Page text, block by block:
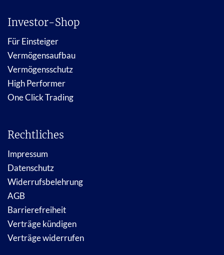
Investor-Shop
Für Einsteiger
Vermögensaufbau
Vermögensschutz
High Performer
One Click Trading
Rechtliches
Impressum
Datenschutz
Widerrufsbelehrung
AGB
Barrierefreiheit
Verträge kündigen
Verträge widerrufen